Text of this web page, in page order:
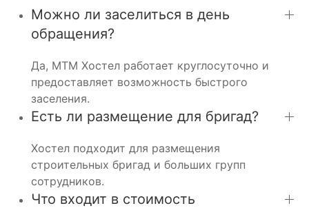
Можно ли заселиться в день
обращения?
Да, МТМ Хостел работает круглосуточно и
предоставляет возможность быстрого
заселения.
Есть ли размещение для бригад?
Хостел подходит для размещения
строительных бригад и больших групп
сотрудников.
Что входит в стоимость